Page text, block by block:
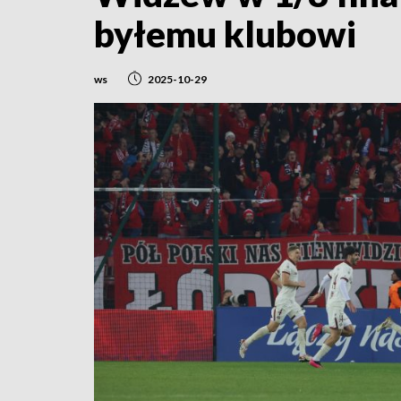
byłemu klubowi
ws 2025-10-29